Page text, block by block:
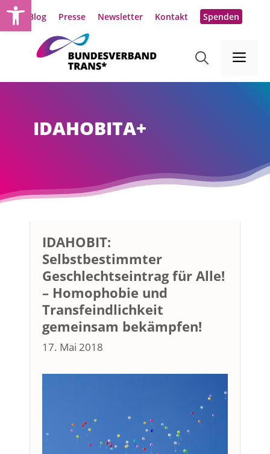
Zum
Inhalt
Blog Presse Newsletter Kontakt Spenden
IDAHOBITA+
IDAHOBIT:
Selbstbestimmter
Geschlechtseintrag für Alle!
– Homophobie und
Transfeindlichkeit
gemeinsam bekämpfen!
17. Mai 2018